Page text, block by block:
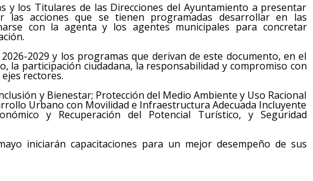
y los Titulares de las Direcciones del Ayuntamiento a presentar
las acciones que se tienen programadas desarrollar en las
con la agenta y los agentes municipales para concretar
2029 y los programas que derivan de este documento, en el
la participación ciudadana, la responsabilidad y compromiso con
rectores.
y Bienestar; Protección del Medio Ambiente y Uso Racional
Urbano con Movilidad e Infraestructura Adecuada Incluyente
y Recuperación del Potencial Turístico, y Seguridad
iniciarán capacitaciones para un mejor desempeño de sus